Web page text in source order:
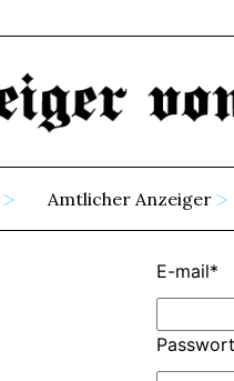
Amtlicher Anzeiger
E-mail*
Passwort